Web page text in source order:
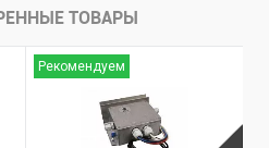
ТОВАРЫ
Рекомендуем